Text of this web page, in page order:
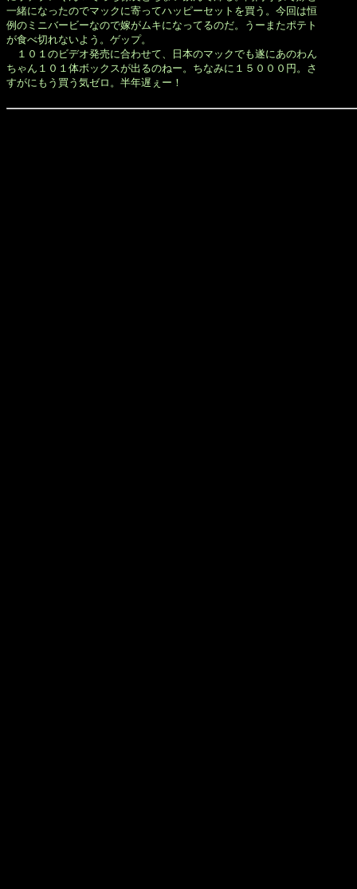
一緒になったのでマックに寄ってハッピーセットを買う。今回は恒
例のミニバービーなので嫁がムキになってるのだ。うーまたポテト
が食べ切れないよう。ゲップ。
１０１のビデオ発売に合わせて、日本のマックでも遂にあのわん
ちゃん１０１体ボックスが出るのねー。ちなみに１５０００円。さ
すがにもう買う気ゼロ。半年遅ぇー！